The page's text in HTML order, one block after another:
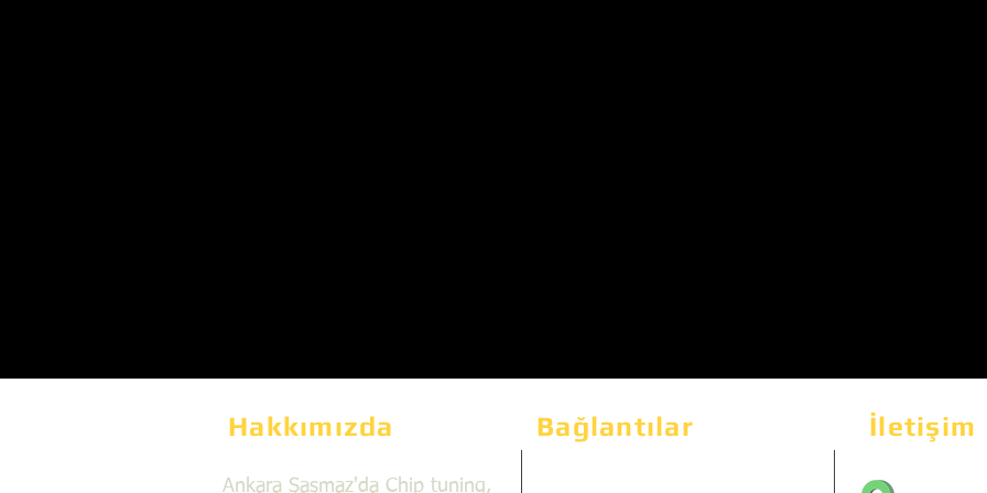
Hakkımızda Bağlantılar İletişim
Ankara Şaşmaz'da Chip tuning,